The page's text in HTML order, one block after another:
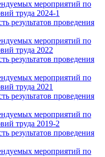
мероприятий по
труда 2024-1
результатов проведения
мероприятий по
труда 2022
результатов проведения
мероприятий по
труда 2021
результатов проведения
мероприятий по
труда 2019-2
результатов проведения
мероприятий по